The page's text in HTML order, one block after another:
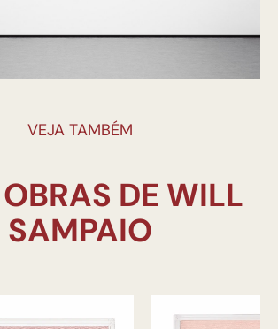
VEJA TAMBÉM
DE WILL